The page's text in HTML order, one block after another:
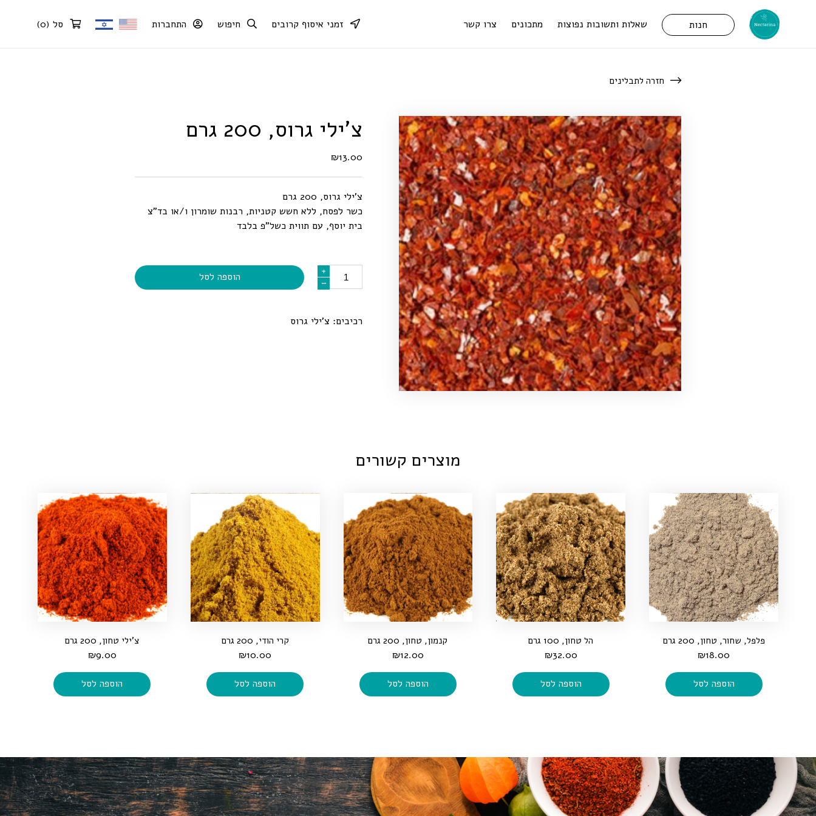
חנות שאלות ותשובות נפוצות מתכונים צרו קשר סל (
0
) התחברות חיפוש זמני איסוף קרובים
חזרה לתבלינים
צ'ילי גרוס, 200 גרם
₪13.00
צ’ילי גרוס, 200 גרם
כשר לפסח, ללא חשש קטניות, רבנות שומרון ו/או בד”צ
בית יוסף, עם תווית כשל”פ בלבד
+
-
+
- הוספה לסל
רכיבים: צ’ילי גרוס
מוצרים קשורים
פלפל, שחור, טחון, 200 גרם
₪18.00
הוספה לסל
הל טחון, 100 גרם
₪32.00
הוספה לסל
קנמון, טחון, 200 גרם
₪12.00
הוספה לסל
קרי הודי, 200 גרם
₪10.00
הוספה לסל
צ'ילי טחון, 200 גרם
₪9.00
הוספה לסל